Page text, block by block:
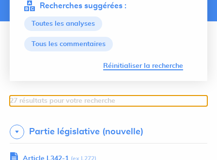
Recherches suggérées :
Toutes les analyses
Tous les commentaires
Réinitialiser la recherche
27 résultats pour votre recherche
Partie législative (nouvelle)
Article L342-1 (ex L272)